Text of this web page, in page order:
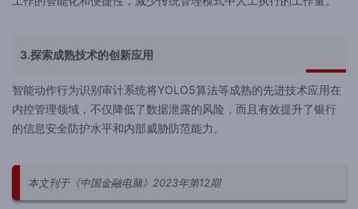
3.探索成熟技术的创新应用
智能动作行为识别审计系统将YOLO5算法等成熟的先进技术应用在
内控管理领域，不仅降低了数据泄露的风险，而且有效提升了银行
的信息安全防护水平和内部威胁防范能力。
本文刊于《中国金融电脑》2023年第12期